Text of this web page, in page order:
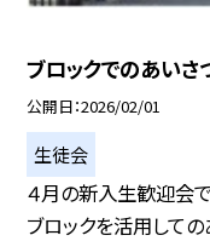
ブロックでのあいさ
公開日 2026/02/01
生徒会
４月の新入生歓迎会
ブロックを活用して